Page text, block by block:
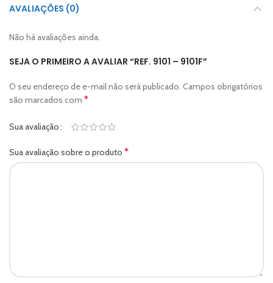
AVALIAÇÕES (0)
Não há avaliações ainda.
SEJA O PRIMEIRO A AVALIAR “REF. 9101 – 9101F”
O seu endereço de e-mail não será publicado. Campos obrigatórios
são marcados com *
Sua avaliação
Sua avaliação sobre o produto *